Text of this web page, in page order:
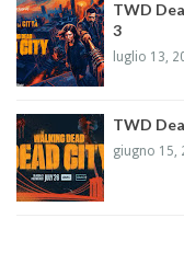
TWD
3
luglio 13,
TWD
giugno 15,